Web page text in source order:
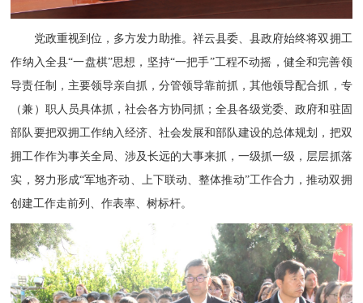
党政重视到位，多方发力助推。祥云县委、县政府始终将双拥工
作纳入全县“一盘棋”思想，坚持“一把手”工程不动摇，健全和完善领
导责任制，主要领导亲自抓，分管领导靠前抓，其他领导配合抓，专
（兼）职人员具体抓，社会各方协同抓；全县各级党委、政府和驻固
部队要把双拥工作纳入经济、社会发展和部队建设的总体规划，把双
拥工作作为事关全局、涉及长远的大事来抓，一级抓一级，层层抓落
实，努力形成“军地齐动、上下联动、整体推动”工作合力，推动双拥
创建工作走前列、作表率、树标杆。